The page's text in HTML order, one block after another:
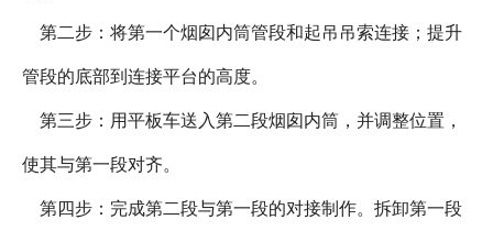
第二步：将第一个烟囱内筒管段和起吊吊索连接；提升
管段的底部到连接平台的高度。
第三步：用平板车送入第二段烟囱内筒，并调整位置，
使其与第一段对齐。
第四步：完成第二段与第一段的对接制作。拆卸第一段